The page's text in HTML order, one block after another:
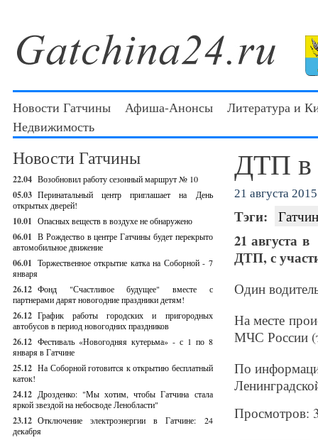
Новости Гатчины Афиша-Анонсы
Литература и
Недвижимость
Новости Гатчины
22.04 Возобновил работу сезонный маршрут № 10
05.03 Перинатальный центр приглашает на День
открытых дверей!
10.01 Опасных веществ в воздухе не обнаружено
06.01 В Рождество в центре Гатчины будет перекрыто
автомобильное движение
06.01 Торжественное открытие катка на Соборной - 7
января
26.12 Фонд "Счастливое будущее" вместе с
партнерами дарят новогодние праздники детям!
26.12 График работы городских и пригородных
автобусов в период новогодних праздников
26.12 Фестиваль «Новогодняя кутерьма» - с 1 по 8
января в Гатчине
25.12 На Соборной готовится к открытию бесплатный
каток!
24.12 Дрозденко: "Мы хотим, чтобы Гатчина стала
яркой звездой на небосводе Ленобласти"
23.12 Отключение электроэнергии в Гатчине: 24
декабря
ДТП в
21 августа 2015
Тэги:
21 августа
ДТП, с
Один
На месте
МЧС России
По
Просмотров: